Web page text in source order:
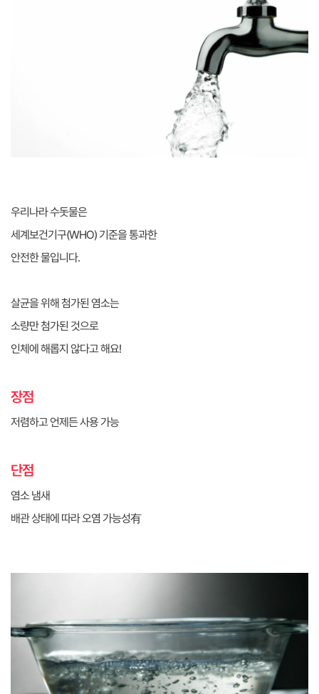
우리나라 수돗물은
세계보건기구(WHO) 기준을 통과한
안전한 물입니다.
살균을 위해 첨가된 염소는
소량만 첨가된 것으로
인체에 해롭지 않다고 해요!
장점
저렴하고 언제든 사용 가능
단점
염소 냄새
배관 상태에 따라 오염 가능성有